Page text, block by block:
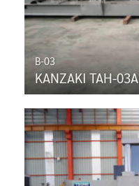
B-03
KANZAKI TAH-03A